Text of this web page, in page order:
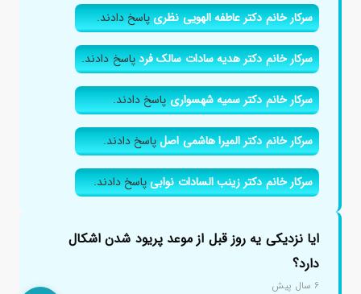
سرکار خانم دکتر عاطفه الهویی نظریپاسخ دادند.
سرکار خانم دکتر هدیه سادات سالک فردپاسخ دادند.
سرکار خانم دکتر سمیه شهسواریپاسخ دادند.
سرکار خانم دکتر المیرا هاشمی اصلپاسخ دادند.
سرکار خانم دکتر زینب السادات نوابیپاسخ دادند.
ایا نزدیکی یه روز قبل از موعد پریود شدن اشکال
دارد؟
۶ سال پیش